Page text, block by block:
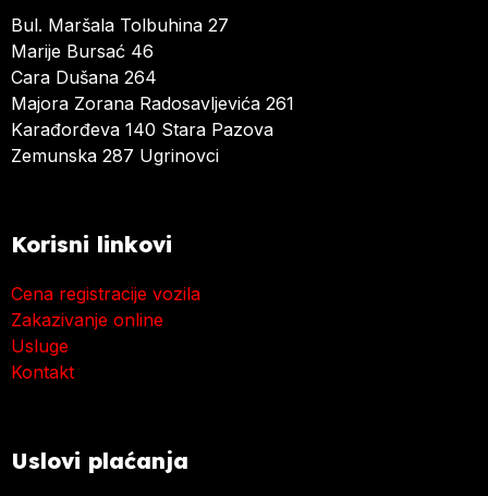
Bul. Maršala Tolbuhina 27
Marije Bursać 46
Cara Dušana 264
Majora Zorana Radosavljevića 261
Karađorđeva 140 Stara Pazova
Zemunska 287 Ugrinovci
Korisni linkovi
Cena registracije vozila
Zakazivanje online
Usluge
Kontakt
Uslovi plaćanja